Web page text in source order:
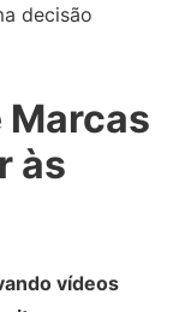
decisão
Marcas
às
vídeos